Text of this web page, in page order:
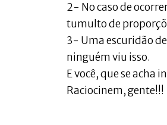
2- No caso de
tumulto de
3- Uma escuridão
ninguém viu isso.
E você, que se acha
Raciocinem, gente!!!